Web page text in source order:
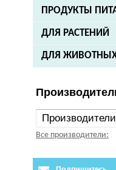
ПРОДУКТЫ
ДЛЯ РАСТЕНИЙ
ДЛЯ
Все производители: